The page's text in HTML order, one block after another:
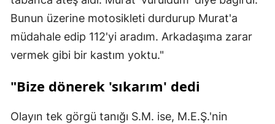
Bunun üzerine motosikleti durdurup Murat'a
müdahale edip 112'yi aradım. Arkadaşıma zarar
vermek gibi bir kastım yoktu."
"Bize dönerek 'sıkarım' dedi
Olayın tek görgü tanığı S.M. ise, M.E.Ş.'nin